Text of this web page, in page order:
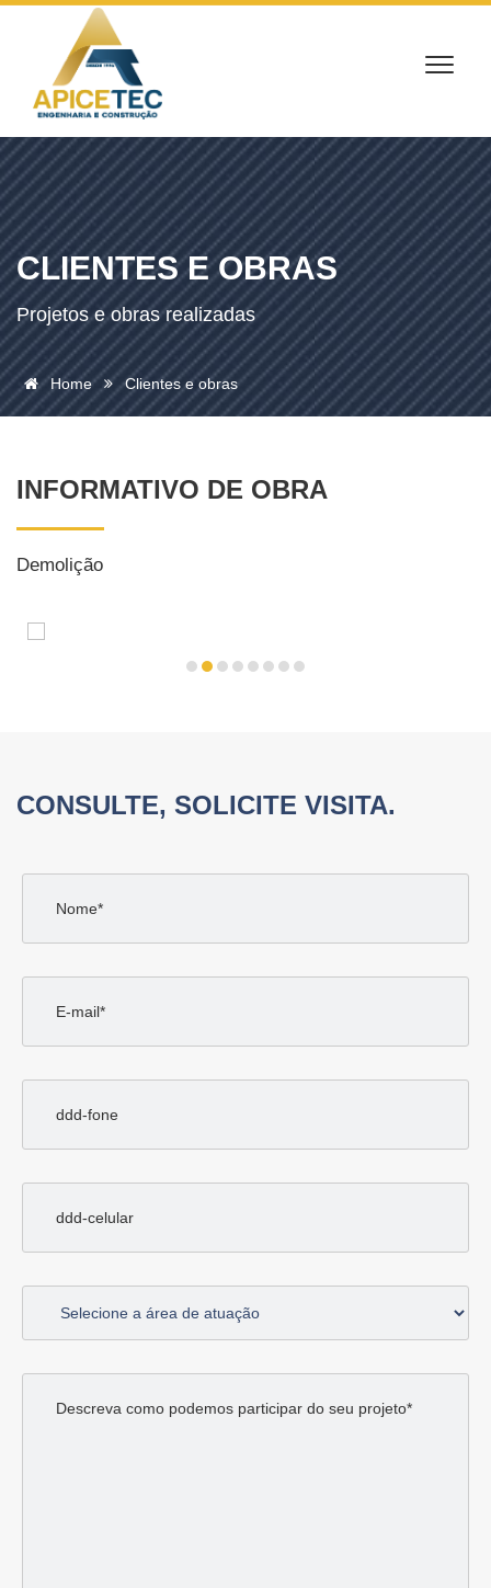
CLIENTES E OBRAS
Projetos e obras realizadas
Home Clientes e obras
INFORMATIVO DE OBRA
Demolição
CONSULTE, SOLICITE VISITA.